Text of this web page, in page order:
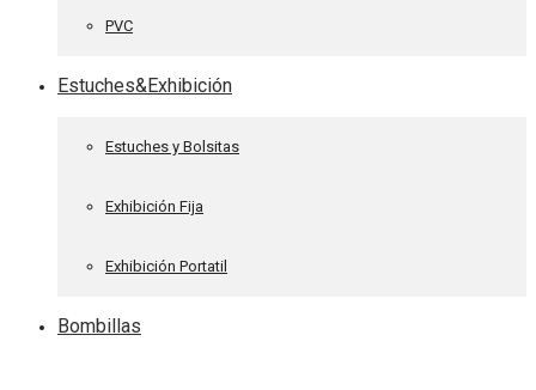
PVC
Estuches&Exhibición
Estuches y Bolsitas
Exhibición Fija
Exhibición Portatil
Bombillas